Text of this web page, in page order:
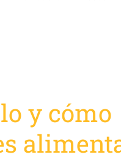
y cómo